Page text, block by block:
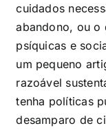
cuidados
abandono, ou o
psíquicas e
um pequeno
razoável
tenha políticas
desamparo de